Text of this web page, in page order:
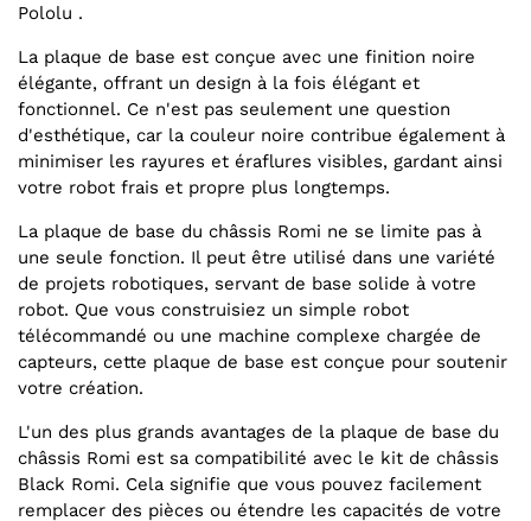
Pololu .
La plaque de base est conçue avec une finition noire
élégante, offrant un design à la fois élégant et
fonctionnel. Ce n'est pas seulement une question
d'esthétique, car la couleur noire contribue également à
minimiser les rayures et éraflures visibles, gardant ainsi
votre robot frais et propre plus longtemps.
La plaque de base du châssis Romi ne se limite pas à
une seule fonction. Il peut être utilisé dans une variété
de projets robotiques, servant de base solide à votre
robot. Que vous construisiez un simple robot
télécommandé ou une machine complexe chargée de
capteurs, cette plaque de base est conçue pour soutenir
votre création.
L'un des plus grands avantages de la plaque de base du
châssis Romi est sa compatibilité avec le kit de châssis
Black Romi. Cela signifie que vous pouvez facilement
remplacer des pièces ou étendre les capacités de votre